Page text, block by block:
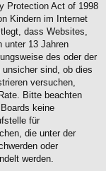
Protection Act of 1998
Kindern im Internet
dass Websites,
unter 13 Jahren
des oder der
sind, ob dies
versuchen,
Bitte beachten
keine
für
die unter der
oder
werden.